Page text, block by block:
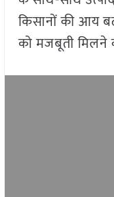
किसानों की आय
को मजबूती मिलने